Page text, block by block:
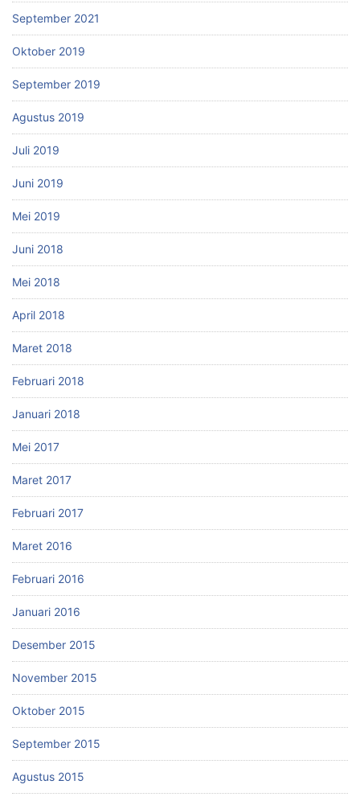
September 2021
Oktober 2019
September 2019
Agustus 2019
Juli 2019
Juni 2019
Mei 2019
Juni 2018
Mei 2018
April 2018
Maret 2018
Februari 2018
Januari 2018
Mei 2017
Maret 2017
Februari 2017
Maret 2016
Februari 2016
Januari 2016
Desember 2015
November 2015
Oktober 2015
September 2015
Agustus 2015